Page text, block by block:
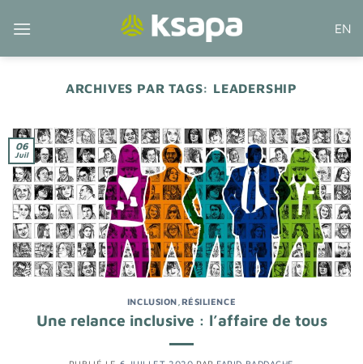
EN
ARCHIVES PAR TAGS: LEADERSHIP
06
Juil
INCLUSION RÉSILIENCE
Une relance inclusive : l’affaire de tous